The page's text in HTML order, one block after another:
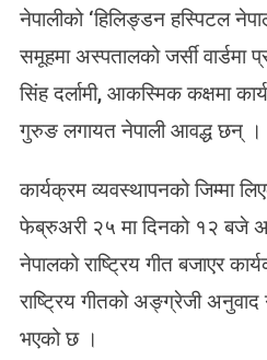
नेपालीको ‘हिलिङ्डन हस्पिटल
समूहमा अस्पतालको जर्सी वार्डमा
सिंह दर्लामी, आकस्मिक कक्षमा
गुरुङ लगायत नेपाली आवद्ध छन् ।
कार्यक्रम व्यवस्थापनको जिम्मा
फेब्रुअरी २५ मा दिनको १२ बजे
नेपालको राष्ट्रिय गीत बजाएर
राष्ट्रिय गीतको अङ्ग्रेजी अनुवाद
भएको छ ।